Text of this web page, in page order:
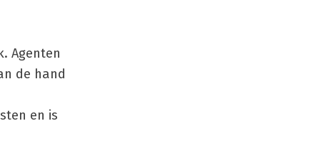
Agenten
de hand
en is